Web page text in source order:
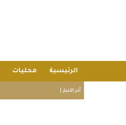
الرئيسية محليات
أخر الأخبار |